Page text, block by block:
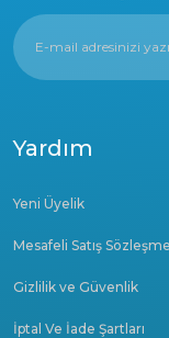
Yardım
Yeni Üyelik
Mesafeli Satış
Gizlilik ve Güvenlik
İptal Ve İade Şartları